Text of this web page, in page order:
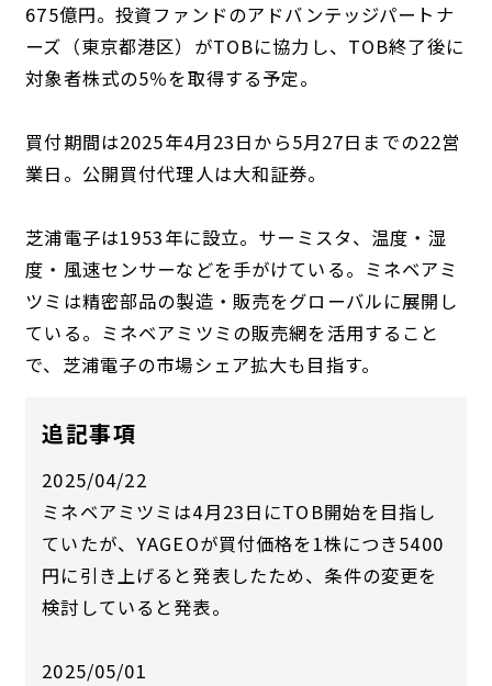
675億円。投資ファンドのアドバンテッジパートナ
ーズ（東京都港区）がTOBに協力し、TOB終了後に
対象者株式の5％を取得する予定。
買付期間は2025年4月23日から5月27日までの22営
業日。公開買付代理人は大和証券。
芝浦電子は1953年に設立。サーミスタ、温度・湿
度・風速センサーなどを手がけている。ミネベアミ
ツミは精密部品の製造・販売をグローバルに展開し
ている。ミネベアミツミの販売網を活用すること
で、芝浦電子の市場シェア拡大も目指す。
追記事項
2025/04/22
ミネベアミツミは4月23日にTOB開始を目指し
ていたが、YAGEOが買付価格を1株につき5400
円に引き上げると発表したため、条件の変更を
検討していると発表。
2025/05/01